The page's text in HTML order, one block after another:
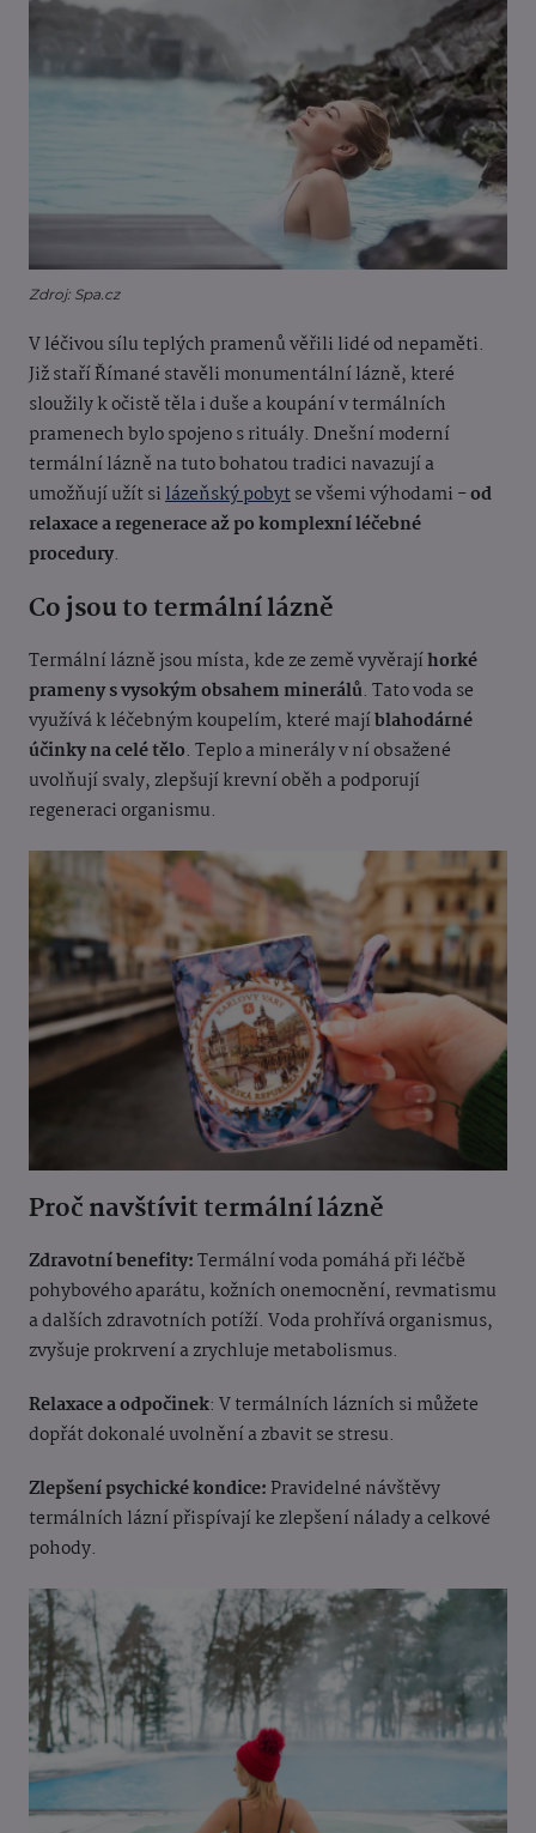
Zdroj: Spa.cz
V léčivou sílu teplých pramenů věřili lidé od nepaměti.
Již staří Římané stavěli monumentální lázně, které
sloužily k očistě těla i duše a koupání v termálních
pramenech bylo spojeno s rituály. Dnešní moderní
termální lázně na tuto bohatou tradici navazují a
umožňují užít silázeňský pobytse všemi výhodami -od
relaxace a regenerace až po komplexní léčebné
procedury.
Co jsou to termální lázně
Termální lázně jsou místa, kde ze země vyvěrajíhorké
prameny s vysokým obsahem minerálů. Tato voda se
využívá k léčebným koupelím, které majíblahodárné
účinky na celé tělo. Teplo a minerály v ní obsažené
uvolňují svaly, zlepšují krevní oběh a podporují
regeneraci organismu.
Proč navštívit termální lázně
Zdravotní benefity:Termální voda pomáhá při léčbě
pohybového aparátu, kožních onemocnění, revmatismu
a dalších zdravotních potíží. Voda prohřívá organismus,
zvyšuje prokrvení a zrychluje metabolismus.
Relaxace a odpočinek: V termálních lázních si můžete
dopřát dokonalé uvolnění a zbavit se stresu.
Zlepšení psychické kondice:Pravidelné návštěvy
termálních lázní přispívají ke zlepšení nálady a celkové
pohody.